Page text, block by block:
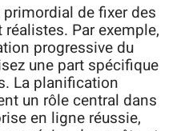
de fixer des
Par exemple,
progressive du
une part spécifique
La planification
un rôle central dans
en ligne réussie,